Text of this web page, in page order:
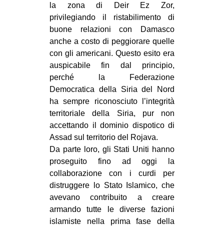
la zona di Deir Ez Zor,
privilegiando il ristabilimento di
buone relazioni con Damasco
anche a costo di peggiorare quelle
con gli americani. Questo esito era
auspicabile fin dal principio,
perché la Federazione
Democratica della Siria del Nord
ha sempre riconosciuto l’integrità
territoriale della Siria, pur non
accettando il dominio dispotico di
Assad sul territorio del Rojava.
Da parte loro, gli Stati Uniti hanno
proseguito fino ad oggi la
collaborazione con i curdi per
distruggere lo Stato Islamico, che
avevano contribuito a creare
armando tutte le diverse fazioni
islamiste nella prima fase della